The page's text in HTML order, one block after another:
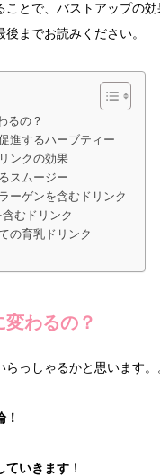
ことで、バストアップの
までお読みください。
るの？
進するハーブティー
ンクの効果
スムージー
ーゲンを含むドリンク
むドリンク
の育乳ドリンク
わるの？
っしゃるかと思います。
！
ていきます ！